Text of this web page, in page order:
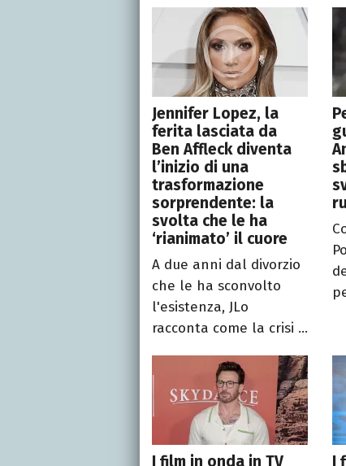
Jennifer Lopez, la
ferita lasciata da
Ben Affleck diventa
l’inizio di una
trasformazione
sorprendente: la
svolta che le ha
‘rianimato’ il cuore
A due anni dal divorzio
che le ha sconvolto
l'esistenza, JLo
racconta come la crisi ...
I film in onda in TV I